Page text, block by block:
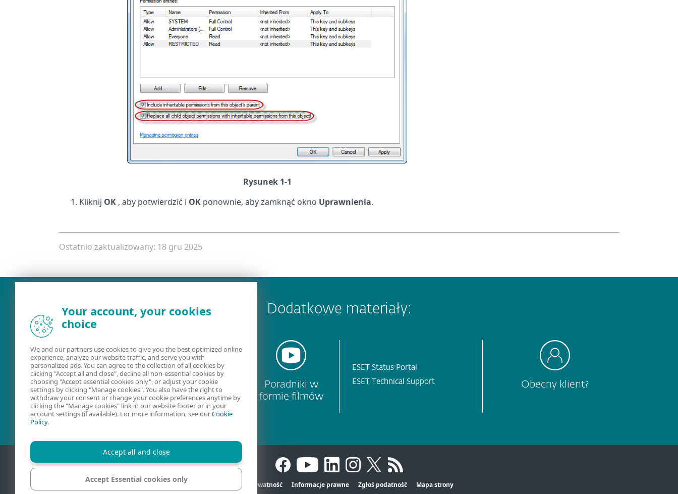
Rysunek 1-1
Kliknij OK , aby potwierdzić i OK ponownie, aby zamknąć okno Uprawnienia.
Ostatnio zaktualizowany: 18 gru 2025
Dodatkowe materiały:
Dokumentacja Forum ESET
Poradniki w
formie filmów
ESET Status Portal
ESET Technical Support
Obecny klient?
Prywatność Informacje prawne Zgłoś podatność
Mapa strony
Your account, your cookies
choice
We and our partners use cookies to give you the best optimized online
experience, analyze our website traffic, and serve you with
personalized ads. You can agree to the collection of all cookies by
clicking "Accept all and close", decline all non-essential cookies by
choosing "Accept essential cookies only", or adjust your cookie
settings by clicking "Manage cookies". You also have the right to
withdraw your consent or change your cookie preferences anytime by
clicking the "Manage cookies" link in our website footer or in your
account settings (if available). For more information, see ourCookie
Policy.
Accept all and close
Accept Essential cookies only